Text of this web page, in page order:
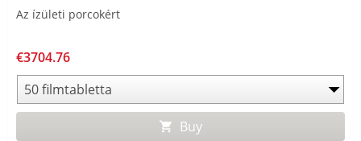
Az ízületi porcokért
€3704.76
Buy